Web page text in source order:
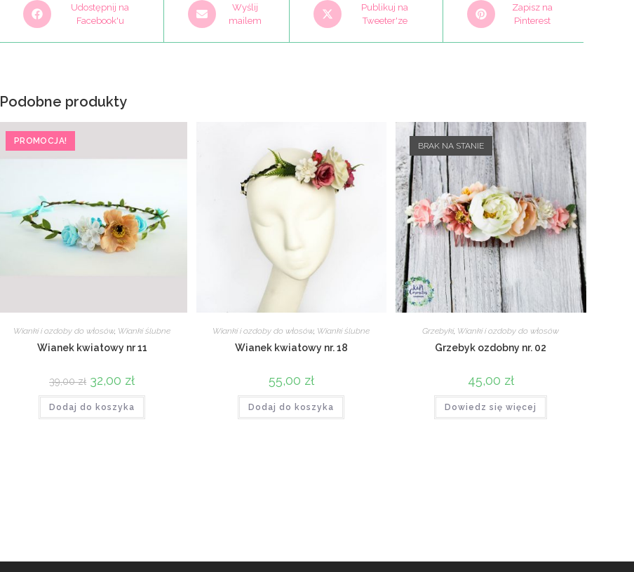
Opens
in
Udostępnij na
Facebook'u
Opens
in
Wyślij
mailem
Opens
in
Publikuj na
Tweeter'ze
Opens
in
Zapisz na
Pinterest
Podobne produkty
PROMOCJA!
Wianki i ozdoby do włosów, Wianki ślubne
Wianek kwiatowy nr 11
39,00zł Pierwotna
cena
wynosiła:
39,00 zł.
32,00 złAktualna
cena
wynosi:
Dodaj do koszyka
Wianki i ozdoby do włosów, Wianki ślubne
Wianek kwiatowy nr. 18
55,00 zł
Dodaj do koszyka
BRAK NA STANIE
Grzebyki, Wianki i ozdoby do włosów
Grzebyk ozdobny nr. 02
45,00 zł
Dowiedz się więcej